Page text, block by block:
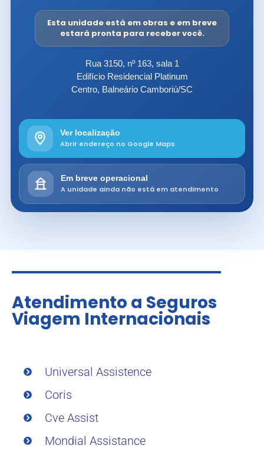
Esta unidade está em obras e em breve
estará pronta para receber você.
Rua 3150, nº 163, sala 1
Edifício Residencial Platinum
Centro, Balneário Camboriú/SC
Ver localização
Abrir endereço no Google Maps
Em breve operacional
A unidade ainda não está em atendimento
Atendimento a Seguros
Viagem Internacionais
Universal Assistence
Coris
Cve Assist
Mondial Assistance